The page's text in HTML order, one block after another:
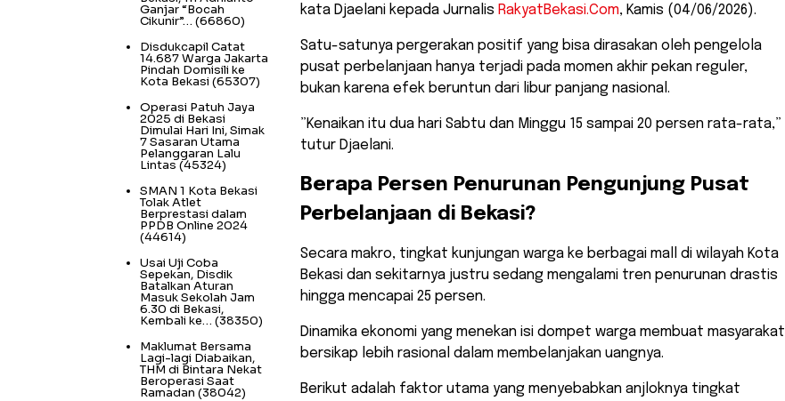
kata Djaelani kepada Jurnalis RakyatBekasi.Com, Kamis (04/06/2026).
​Satu-satunya pergerakan positif yang bisa dirasakan oleh pengelola
pusat perbelanjaan hanya terjadi pada momen akhir pekan reguler,
bukan karena efek beruntun dari libur panjang nasional.
​”Kenaikan itu dua hari Sabtu dan Minggu 15 sampai 20 persen rata-rata,”
tutur Djaelani.
​Berapa Persen Penurunan Pengunjung Pusat
Perbelanjaan di Bekasi?
​Secara makro, tingkat kunjungan warga ke berbagai mall di wilayah Kota
Bekasi dan sekitarnya justru sedang mengalami tren penurunan drastis
hingga mencapai 25 persen.
Dinamika ekonomi yang menekan isi dompet warga membuat masyarakat
bersikap lebih rasional dalam membelanjakan uangnya.
​Berikut adalah faktor utama yang menyebabkan anjloknya tingkat
Ganjar “Bocah
Cikunir”… (66860)
Disdukcapil Catat
14.687 Warga Jakarta
Pindah Domisili ke
Kota Bekasi (65307)
Operasi Patuh Jaya
2025 di Bekasi
Dimulai Hari Ini, Simak
7 Sasaran Utama
Pelanggaran Lalu
Lintas(45324)
SMAN 1 Kota Bekasi
Tolak Atlet
Berprestasi dalam
PPDB Online 2024
(44614)
Usai Uji Coba
Sepekan, Disdik
Batalkan Aturan
Masuk Sekolah Jam
6.30 di Bekasi,
Kembali ke… (38350)
Maklumat Bersama
Lagi-lagi Diabaikan,
THM di Bintara Nekat
Beroperasi Saat
Ramadan (38042)